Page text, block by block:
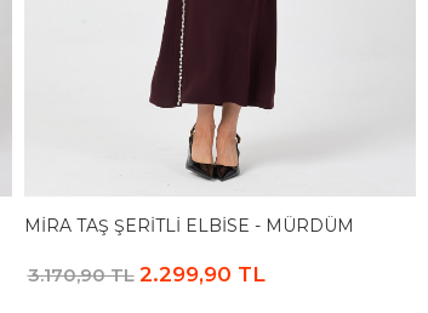
MIRA TAŞ ŞERITLI ELBISE - MÜRDÜM
3.170,90 TL 2.299,90 TL